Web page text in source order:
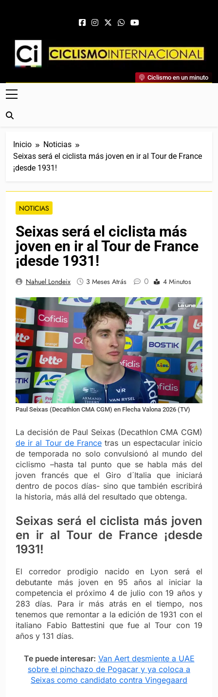
Ciclismo Internacional
Web Dedicada Al Ciclismo Mundial. Entrevistas, Análisis,
Crónicas, Previas Y Más. La Web Ciclista De Referencia.
Ciclismo en un minuto
Inicio
Noticias
Seixas será el ciclista más joven en ir al Tour de France
¡desde 1931!
NOTICIAS
Seixas será el ciclista más
joven en ir al Tour de France
¡desde 1931!
Nahuel Londeix 3 Meses Atrás 0 4 Minutos
Paul Seixas (Decathlon CMA CGM) en Flecha Valona 2026 (TV)
La decisión de Paul Seixas (Decathlon CMA CGM)
de ir al Tour de France tras un espectacular inicio
de temporada no solo convulsionó al mundo del
ciclismo –hasta tal punto que se habla más del
joven francés que el Giro d´Italia que iniciará
dentro de pocos días- sino que también escribirá
la historia, más allá del resultado que obtenga.
Seixas será el ciclista más joven
en ir al Tour de France ¡desde
1931!
El corredor prodigio nacido en Lyon será el
debutante más joven en 95 años al iniciar la
competencia el próximo 4 de julio con 19 años y
283 días. Para ir más atrás en el tiempo, nos
tenemos que remontar a la edición de 1931 con el
italiano Fabio Battestini que fue al Tour con 19
años y 131 días.
Te puede interesar: Van Aert desmiente a UAE
sobre el pinchazo de Pogacar y ya coloca a
Seixas como candidato contra Vingegaard